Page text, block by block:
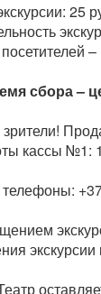
25
–
сбора –
кассы №1: